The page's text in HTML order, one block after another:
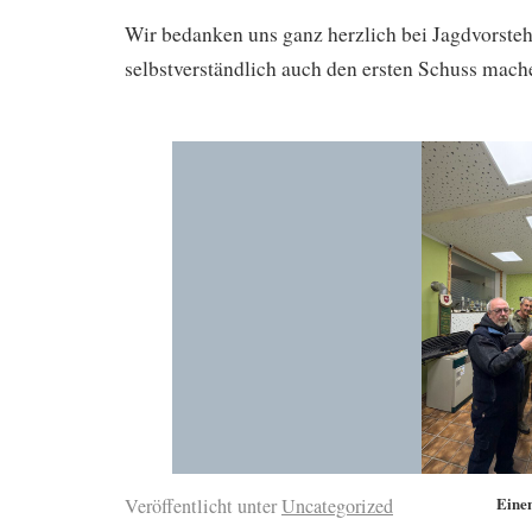
Wir bedanken uns ganz herzlich bei
selbstverständlich auch den ersten Schuss
Veröffentlicht unterUncategorized